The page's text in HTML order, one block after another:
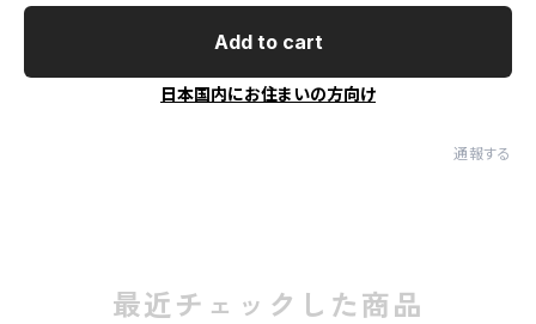
Add to cart
日本国内にお住まいの方向け
通報する
最近チェックした商品